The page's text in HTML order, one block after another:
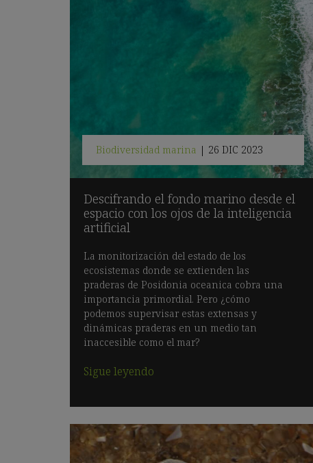
Biodiversidad marina | 26 DIC 2023
Descifrando el fondo marino desde el
espacio con los ojos de la inteligencia
artificial
La monitorización del estado de los
ecosistemas donde se extienden las
praderas de Posidonia oceanica cobra una
importancia primordial. Pero ¿cómo
podemos supervisar estas extensas y
dinámicas praderas en un medio tan
inaccesible como el mar?
Sigue leyendo